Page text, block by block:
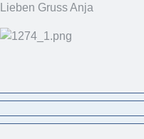
Lieben Gruss Anja